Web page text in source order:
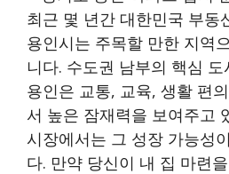
최근 몇 년간 대한민국 부동
용인시는 주목할 만한 지역
니다. 수도권 남부의 핵심
용인은 교통, 교육, 생활 편
서 높은 잠재력을 보여주고
시장에서는 그 성장 가능성
다. 만약 당신이 내 집 마련